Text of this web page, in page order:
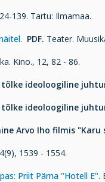
139. Tartu: Ilmamaa.
PDF. Teater.
Kino., 12, 82 - 86.
ideoloogiline
ideoloogiline
Arvo Iho filmis "Karu
1539 - 1554.
Priit Pärna "Hotell E".